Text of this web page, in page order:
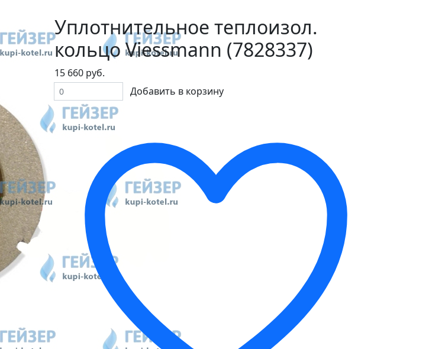
Уплотнительное теплоизол.
кольцо Viessmann (7828337)
15 660 руб.
Добавить в корзину